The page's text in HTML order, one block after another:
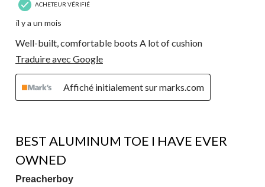
ACHETEUR VÉRIFIÉ
il y a un mois
Well-built, comfortable boots A lot of cushion
Traduire avec Google
Affiché initialement sur marks.com
BEST ALUMINUM TOE I HAVE EVER
OWNED
Preacherboy